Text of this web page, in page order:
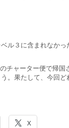
ル３に含まれなかっ
チャーター便で帰国
。果たして、今回
X